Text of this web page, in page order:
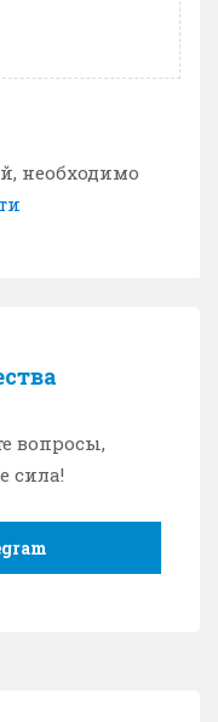
необходимо
вопросы,
сила!